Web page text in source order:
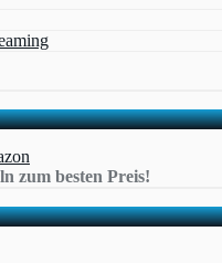
zum besten Preis!